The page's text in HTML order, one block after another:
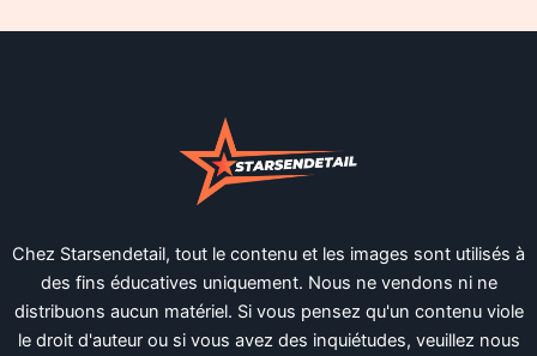
Chez Starsendetail, tout le contenu et les images sont utilisés à
des fins éducatives uniquement. Nous ne vendons ni ne
distribuons aucun matériel. Si vous pensez qu'un contenu viole
le droit d'auteur ou si vous avez des inquiétudes, veuillez nous